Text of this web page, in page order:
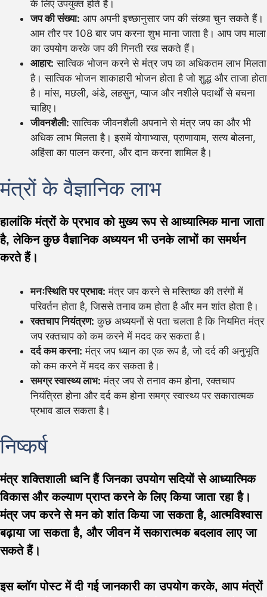
के लिए उपयुक्त होते हैं।
जप की संख्या: आप अपनी इच्छानुसार जप की संख्या चुन सकते हैं।
आम तौर पर 108 बार जप करना शुभ माना जाता है। आप जप माला
का उपयोग करके जप की गिनती रख सकते हैं।
आहार: सात्विक भोजन करने से मंत्र जप का अधिकतम लाभ मिलता
है। सात्विक भोजन शाकाहारी भोजन होता है जो शुद्ध और ताजा होता
है। मांस, मछली, अंडे, लहसुन, प्याज और नशीले पदार्थों से बचना
चाहिए।
जीवनशैली: सात्विक जीवनशैली अपनाने से मंत्र जप का और भी
अधिक लाभ मिलता है। इसमें योगाभ्यास, प्राणायाम, सत्य बोलना,
अहिंसा का पालन करना, और दान करना शामिल है।
मंत्रों के वैज्ञानिक लाभ
हालांकि मंत्रों के प्रभाव को मुख्य रूप से आध्यात्मिक माना जाता
है, लेकिन कुछ वैज्ञानिक अध्ययन भी उनके लाभों का समर्थन
करते हैं।
मनःस्थिति पर प्रभाव: मंत्र जप करने से मस्तिष्क की तरंगों में
परिवर्तन होता है, जिससे तनाव कम होता है और मन शांत होता है।
रक्तचाप नियंत्रण: कुछ अध्ययनों से पता चलता है कि नियमित मंत्र
जप रक्तचाप को कम करने में मदद कर सकता है।
दर्द कम करना: मंत्र जप ध्यान का एक रूप है, जो दर्द की अनुभूति
को कम करने में मदद कर सकता है।
समग्र स्वास्थ्य लाभ: मंत्र जप से तनाव कम होना, रक्तचाप
नियंत्रित होना और दर्द कम होना समग्र स्वास्थ्य पर सकारात्मक
प्रभाव डाल सकता है।
निष्कर्ष
मंत्र शक्तिशाली ध्वनि हैं जिनका उपयोग सदियों से आध्यात्मिक
विकास और कल्याण प्राप्त करने के लिए किया जाता रहा है।
मंत्र जप करने से मन को शांत किया जा सकता है, आत्मविश्वास
बढ़ाया जा सकता है, और जीवन में सकारात्मक बदलाव लाए जा
सकते हैं।
इस ब्लॉग पोस्ट में दी गई जानकारी का उपयोग करके, आप मंत्रों